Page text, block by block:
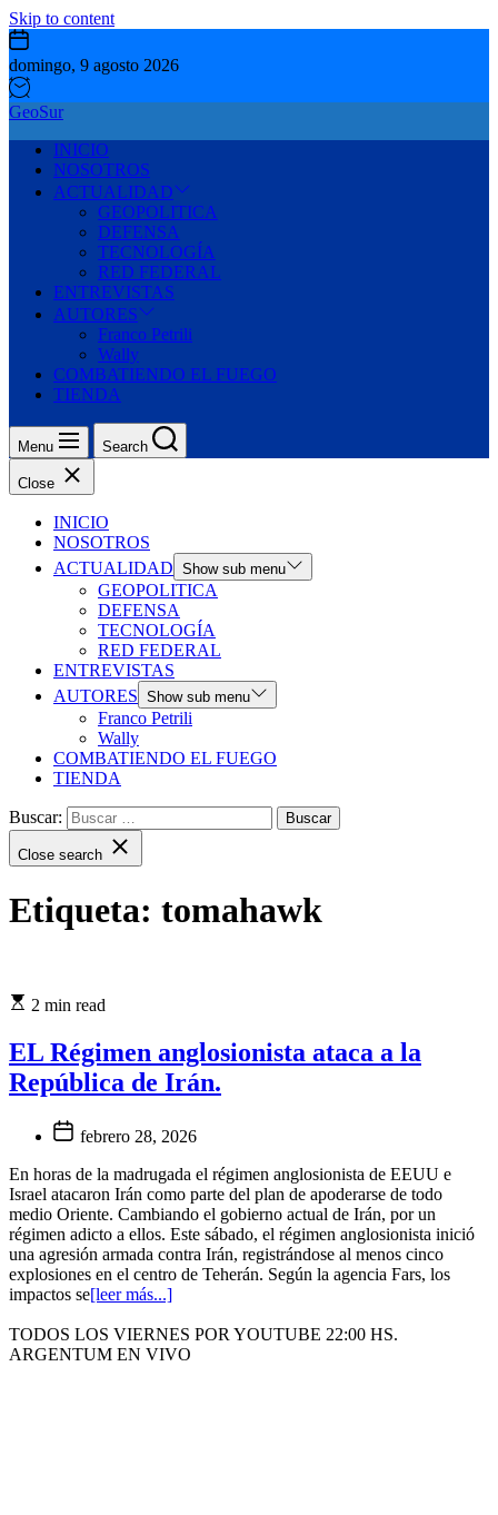
Skip to content
domingo, 9 agosto 2026
GeoSur
INICIO
NOSOTROS
ACTUALIDAD
GEOPOLITICA
DEFENSA
TECNOLOGÍA
RED FEDERAL
ENTREVISTAS
AUTORES
Franco Petrili
Wally
COMBATIENDO EL FUEGO
TIENDA
Menu Search
Close
INICIO
NOSOTROS
ACTUALIDAD Show sub menu
GEOPOLITICA
DEFENSA
TECNOLOGÍA
RED FEDERAL
ENTREVISTAS
AUTORES Show sub menu
Franco Petrili
Wally
COMBATIENDO EL FUEGO
TIENDA
Buscar:
Close search
Etiqueta: tomahawk
2 min read
EL Régimen anglosionista ataca a la
República de Irán.
febrero 28, 2026
En horas de la madrugada el régimen anglosionista de EEUU e
Israel atacaron Irán como parte del plan de apoderarse de todo
medio Oriente. Cambiando el gobierno actual de Irán, por un
régimen adicto a ellos. Este sábado, el régimen anglosionista inició
una agresión armada contra Irán, registrándose al menos cinco
explosiones en el centro de Teherán. Según la agencia Fars, los
impactos se[leer más...]
TODOS LOS VIERNES POR YOUTUBE 22:00 HS.
ARGENTUM EN VIVO